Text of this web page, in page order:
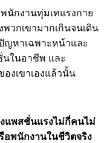
พนักงานทุ่มเทแรงกาย
วกเขามากเกินจนเดิน
ญหาเฉพาะหน้าและ
นในอาชีพ และ
งเขาเองแล้วนั้น
งแพสชั่นแรงไม่กี่คนไม่
อพนักงานในชีวิตจริง